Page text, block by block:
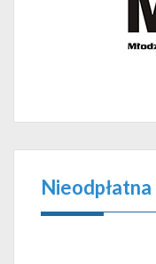
Nieodpłatna